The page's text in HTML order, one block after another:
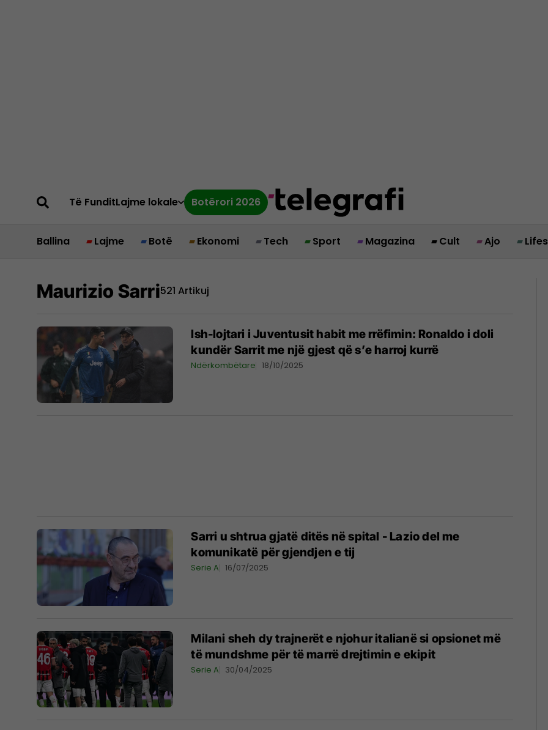
Të FunditLajme lokale Botërori 2026
Ballina Lajme Botë Ekonomi Tech Sport Magazina Cult Ajo
Maurizio Sarri521 Artikuj
Ish-lojtari i Juventusit habit me rrëfimin: Ronaldo i doli
kundër Sarrit me një gjest që s’e harroj kurrë
Ndërkombëtare 18/10/2025
Sarri u shtrua gjatë ditës në spital - Lazio del me
komunikatë për gjendjen e tij
Serie A 16/07/2025
Milani sheh dy trajnerët e njohur italianë si opsionet më
të mundshme për të marrë drejtimin e ekipit
Serie A 30/04/2025